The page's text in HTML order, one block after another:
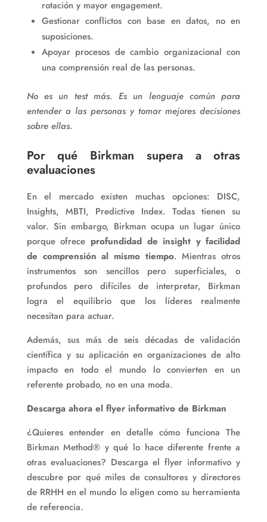
rotación y mayor engagement.
Gestionar conflictos con base en datos, no en
suposiciones.
Apoyar procesos de cambio organizacional con
una comprensión real de las personas.
No es un test más. Es un lenguaje común para
entender a las personas y tomar mejores decisiones
sobre ellas.
Por qué Birkman supera a otras
evaluaciones
En el mercado existen muchas opciones: DISC,
Insights, MBTI, Predictive Index. Todas tienen su
valor. Sin embargo, Birkman ocupa un lugar único
porque ofrece profundidad de insight y facilidad
de comprensión al mismo tiempo. Mientras otros
instrumentos son sencillos pero superficiales, o
profundos pero difíciles de interpretar, Birkman
logra el equilibrio que los líderes realmente
necesitan para actuar.
Además, sus más de seis décadas de validación
científica y su aplicación en organizaciones de alto
impacto en todo el mundo lo convierten en un
referente probado, no en una moda.
Descarga ahora el flyer informativo de Birkman
¿Quieres entender en detalle cómo funciona The
Birkman Method® y qué lo hace diferente frente a
otras evaluaciones? Descarga el flyer informativo y
descubre por qué miles de consultores y directores
de RRHH en el mundo lo eligen como su herramienta
de referencia.